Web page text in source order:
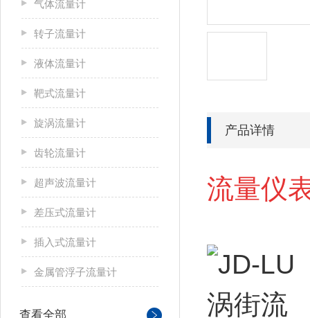
气体流量计
转子流量计
液体流量计
靶式流量计
旋涡流量计
齿轮流量计
超声波流量计
差压式流量计
插入式流量计
金属管浮子流量计
查看全部
产品详情
流量仪